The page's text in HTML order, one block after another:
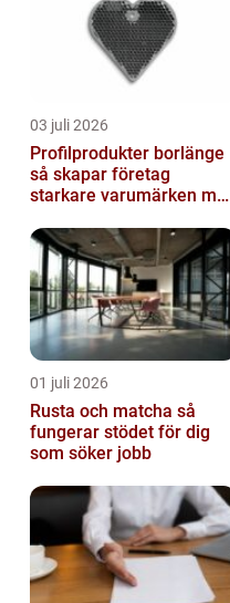
03 juli 2026
Profilprodukter borlänge
så skapar företag
starkare varumärken med
01 juli 2026
Rusta och matcha så
fungerar stödet för dig
som söker jobb